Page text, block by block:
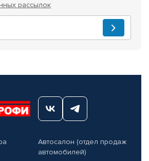
рассылок
Автосалон (отдел продаж
автомобилей)